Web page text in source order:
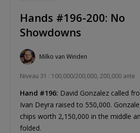
Hands #196-200: No
Showdowns
Milko van Winden
Niveau 31 : 100,000/200,000, 200,000 ante
Hand #196: David Gonzalez called
Ivan Deyra raised to 550,000.
chips worth 2,150,000 in the middle
folded.